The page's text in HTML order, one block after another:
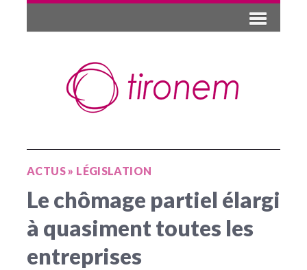
ACTUS» LÉGISLATION
Le chômage partiel élargi
à quasiment toutes les
entreprises